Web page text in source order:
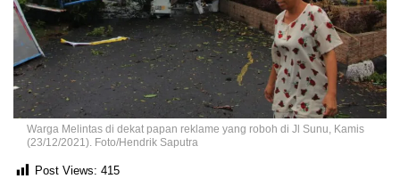
Warga Melintas di dekat papan reklame yang roboh di Jl Sunu, Kamis
(23/12/2021). Foto/Hendrik Saputra
Post Views: 415